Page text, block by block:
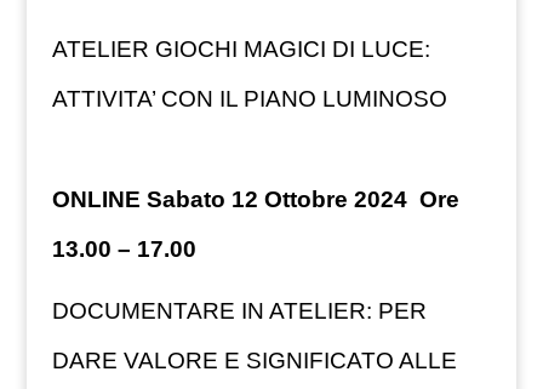
ATELIER GIOCHI MAGICI DI LUCE:
ATTIVITA’ CON IL PIANO LUMINOSO
ONLINE Sabato 12 Ottobre 2024 Ore
13.00 – 17.00
DOCUMENTARE IN ATELIER: PER
DARE VALORE E SIGNIFICATO ALLE